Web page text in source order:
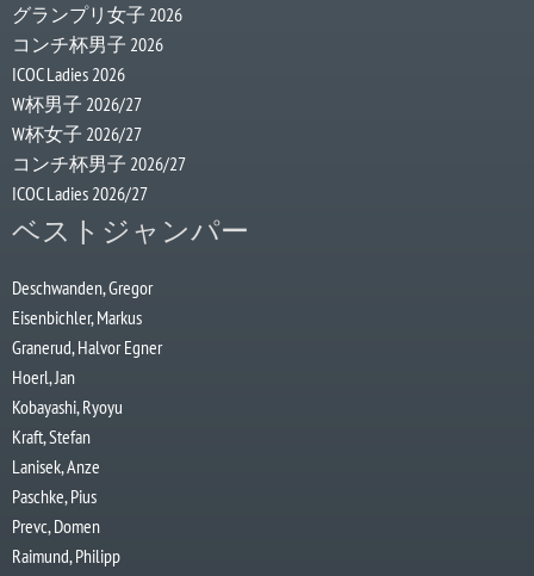
グランプリ女子 2026
コンチ杯男子 2026
ICOC Ladies 2026
W杯男子 2026/27
W杯女子 2026/27
コンチ杯男子 2026/27
ICOC Ladies 2026/27
ベストジャンパー
Deschwanden, Gregor
Eisenbichler, Markus
Granerud, Halvor Egner
Hoerl, Jan
Kobayashi, Ryoyu
Kraft, Stefan
Lanisek, Anze
Paschke, Pius
Prevc, Domen
Raimund, Philipp